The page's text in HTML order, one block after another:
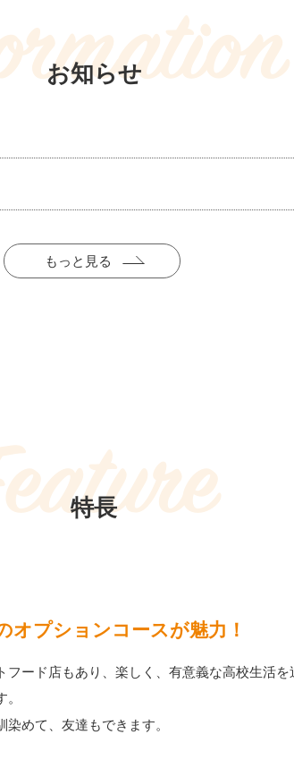
お知らせ
もっと見る
特長
オプションコースが魅力！
ード店もあり、楽しく、有意義な高校生活を
めて、友達もできます。